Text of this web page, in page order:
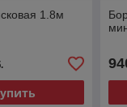
1.8м